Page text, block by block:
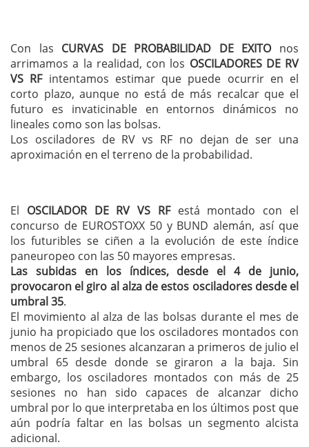
Con las CURVAS DE PROBABILIDAD DE EXITOnos
arrimamos a la realidad, con los OSCILADORES DE RV
VS RFintentamos estimar que puede ocurrir en el
corto plazo, aunque no está de más recalcar que el
futuro es invaticinable en entornos dinámicos no
lineales como son las bolsas.
Los osciladores de RV vs RF no dejan de ser una
aproximación en el terreno de la probabilidad.
El OSCILADOR DE RV VS RFestá montado con el
concurso de EUROSTOXX 50 y BUND alemán, así que
los futuribles se ciñen a la evolución de este índice
paneuropeo con las 50 mayores empresas.
Las subidas en los índices, desde el 4 de junio,
provocaron el giro al alza de estos osciladores desde el
umbral 35.
El movimiento al alza de las bolsas durante el mes de
junio ha propiciado que los osciladores montados con
menos de 25 sesiones alcanzaran a primeros de julio el
umbral 65 desde donde se giraron a la baja. Sin
embargo, los osciladores montados con más de 25
sesiones no han sido capaces de alcanzar dicho
umbral por lo que interpretaba en los últimos post que
aún podría faltar en las bolsas un segmento alcista
adicional.